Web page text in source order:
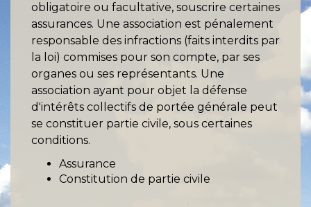
obligatoire ou facultative, souscrire certaines
assurances. Une association est pénalement
responsable des infractions (faits interdits par
la loi) commises pour son compte, par ses
organes ou ses représentants. Une
association ayant pour objet la défense
d'intérêts collectifs de portée générale peut
se constituer partie civile, sous certaines
conditions.
Assurance
Constitution de partie civile